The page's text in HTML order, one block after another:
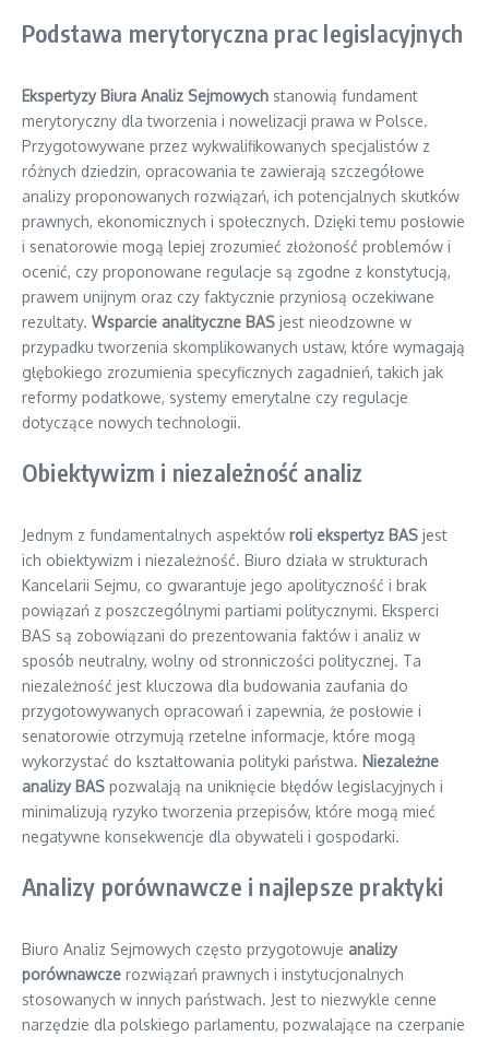
Podstawa merytoryczna prac legislacyjnych
Ekspertyzy Biura Analiz Sejmowych stanowią fundament
merytoryczny dla tworzenia i nowelizacji prawa w Polsce.
Przygotowywane przez wykwalifikowanych specjalistów z
różnych dziedzin, opracowania te zawierają szczegółowe
analizy proponowanych rozwiązań, ich potencjalnych skutków
prawnych, ekonomicznych i społecznych. Dzięki temu posłowie
i senatorowie mogą lepiej zrozumieć złożoność problemów i
ocenić, czy proponowane regulacje są zgodne z konstytucją,
prawem unijnym oraz czy faktycznie przyniosą oczekiwane
rezultaty. Wsparcie analityczne BAS jest nieodzowne w
przypadku tworzenia skomplikowanych ustaw, które wymagają
głębokiego zrozumienia specyficznych zagadnień, takich jak
reformy podatkowe, systemy emerytalne czy regulacje
dotyczące nowych technologii.
Obiektywizm i niezależność analiz
Jednym z fundamentalnych aspektów roli ekspertyz BAS jest
ich obiektywizm i niezależność. Biuro działa w strukturach
Kancelarii Sejmu, co gwarantuje jego apolityczność i brak
powiązań z poszczególnymi partiami politycznymi. Eksperci
BAS są zobowiązani do prezentowania faktów i analiz w
sposób neutralny, wolny od stronniczości politycznej. Ta
niezależność jest kluczowa dla budowania zaufania do
przygotowywanych opracowań i zapewnia, że posłowie i
senatorowie otrzymują rzetelne informacje, które mogą
wykorzystać do kształtowania polityki państwa. Niezależne
analizy BAS pozwalają na uniknięcie błędów legislacyjnych i
minimalizują ryzyko tworzenia przepisów, które mogą mieć
negatywne konsekwencje dla obywateli i gospodarki.
Analizy porównawcze i najlepsze praktyki
Biuro Analiz Sejmowych często przygotowuje analizy
porównawcze rozwiązań prawnych i instytucjonalnych
stosowanych w innych państwach. Jest to niezwykle cenne
narzędzie dla polskiego parlamentu, pozwalające na czerpanie